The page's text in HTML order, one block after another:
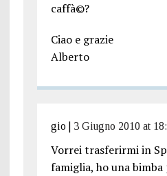
caffà©?
Ciao e grazie
Alberto
gio 3 Giugno 2010 at
Vorrei trasferirmi in
famiglia, ho una bimba